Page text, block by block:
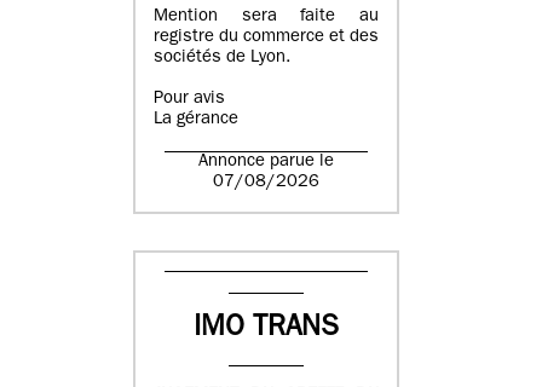
Mention sera faite au
registre du commerce et des
sociétés de Lyon.
Pour avis
La gérance
Annonce parue le
07/08/2026
IMO TRANS